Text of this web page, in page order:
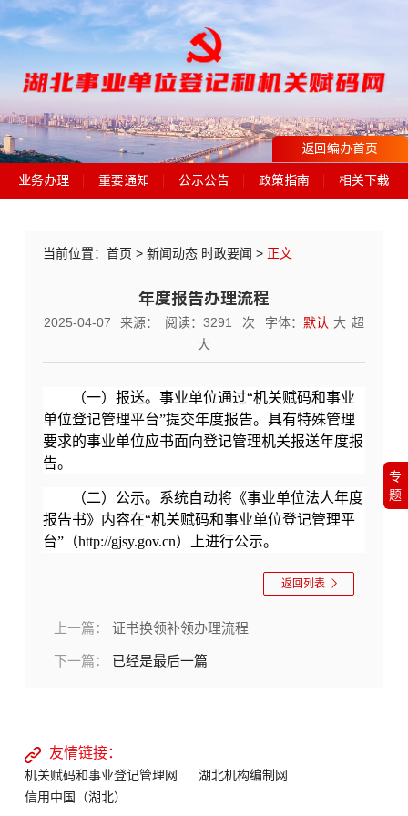
业务办理 重要通知 公示公告 政策指南 相关下载
返回编办首页
当前位置： 首页 > 新闻动态 时政要闻 > 正文
年度报告办理流程
2025-04-07 来源： 阅读：3291 次 字体： 默认 大 超
大
（一）报送。事业单位通过“机关赋码和事业
单位登记管理平台”提交年度报告。具有特殊管理
要求的事业单位应书面向登记管理机关报送年度报
告。
（二）公示。系统自动将《事业单位法人年度
报告书》内容在“机关赋码和事业单位登记管理平
台”（http://gjsy.gov.cn）上进行公示。
返回列表
上一篇： 证书换领补领办理流程
下一篇： 已经是最后一篇
友情链接：
机关赋码和事业登记管理网
湖北机构编制网
信用中国（湖北）
专
题